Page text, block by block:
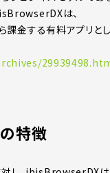
は、
金する有料アプリと
特徴